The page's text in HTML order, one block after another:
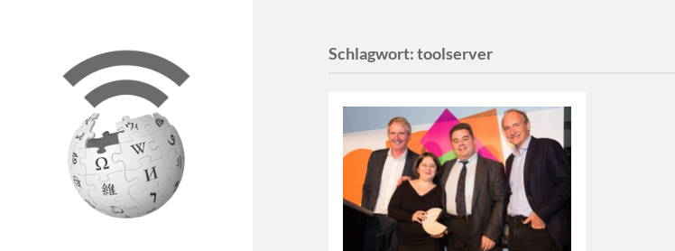
Schlagwort:toolserver